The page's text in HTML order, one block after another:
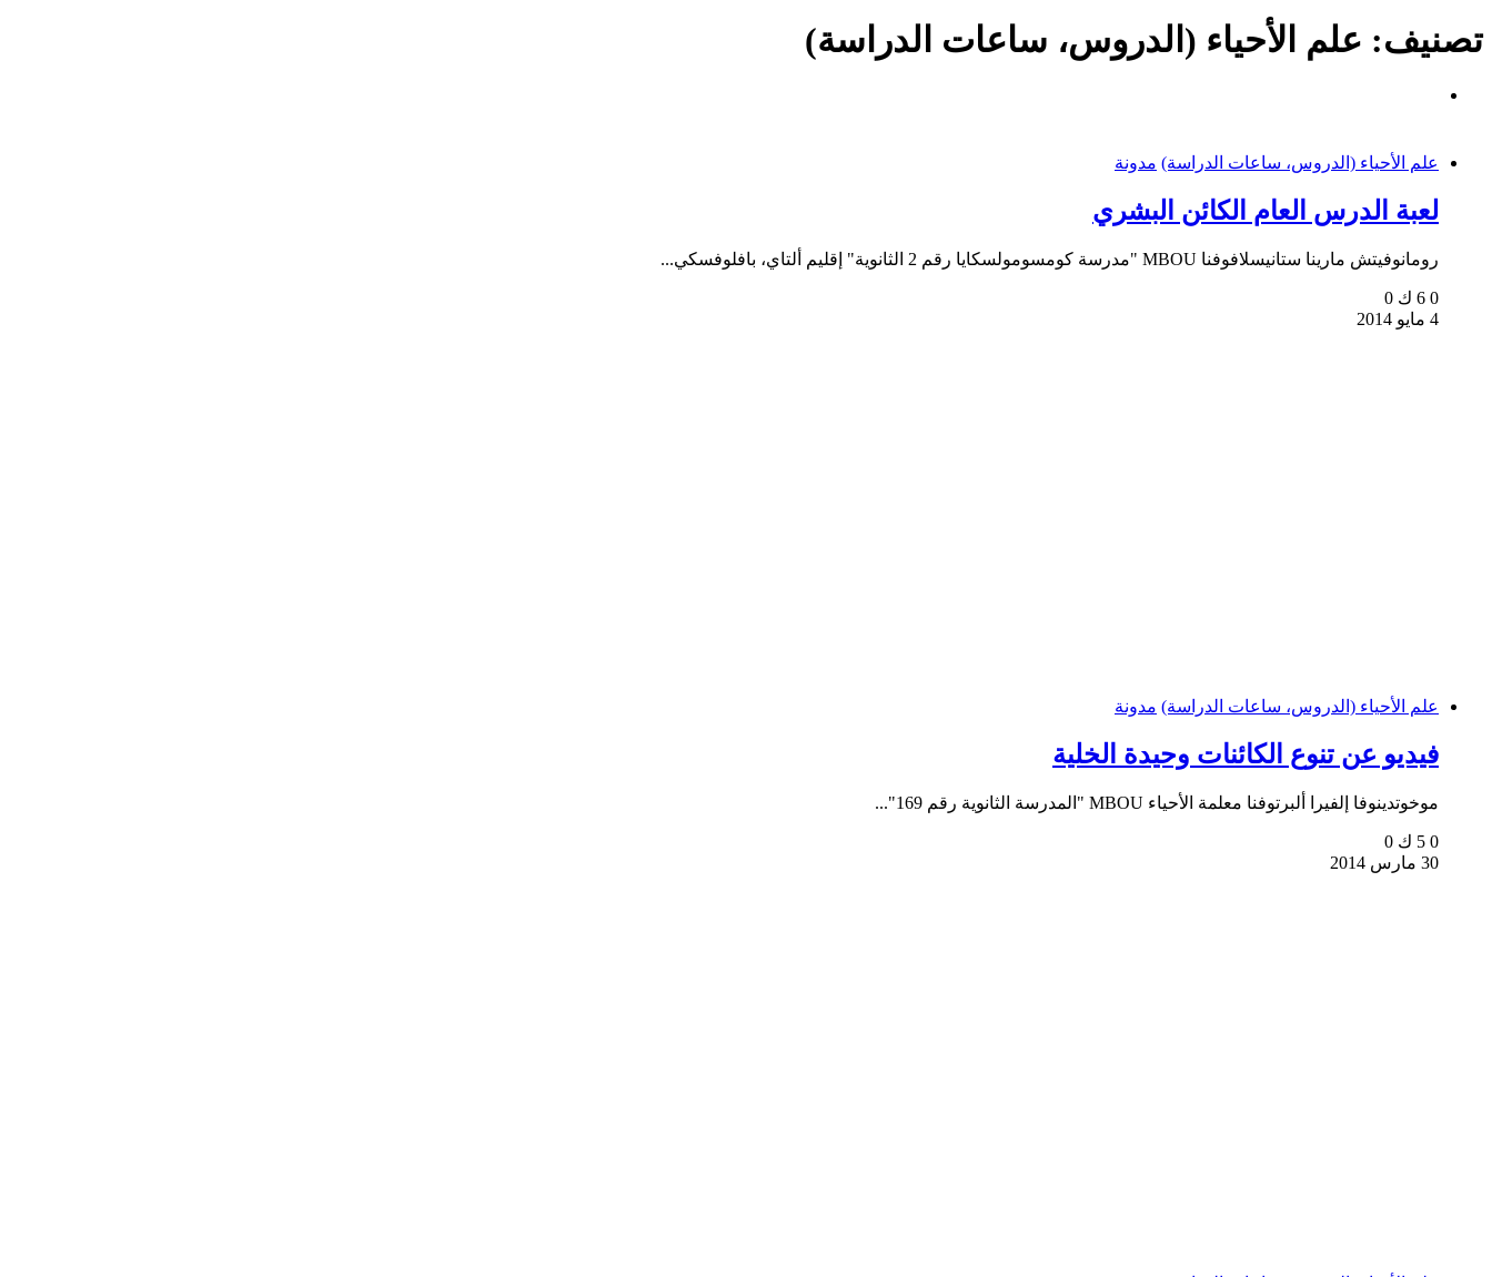
تصنيف: علم الأحياء (الدروس، ساعات الدراسة)
علم الأحياء (الدروس، ساعات الدراسة) مدونة
لعبة الدرس العام الكائن البشري
رومانوفيتش مارينا ستانيسلافوفنا MBOU "مدرسة كومسومولسكايا رقم 2 الثانوية" إقليم ألتاي، بافلوفسكي...
0 6 ك
0
4 مايو 2014
علم الأحياء (الدروس، ساعات الدراسة) مدونة
فيديو عن تنوع الكائنات وحيدة الخلية
موخوتدينوفا إلفيرا ألبرتوفنا معلمة الأحياء MBOU "المدرسة الثانوية رقم 169"...
0 5 ك
0
30 مارس 2014